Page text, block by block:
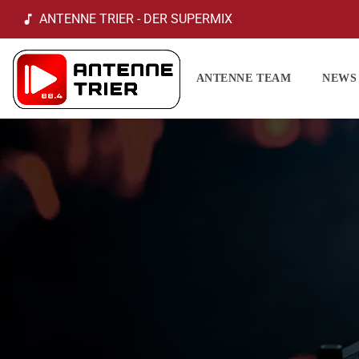
music_note ANTENNE TRIER - DER SUPERMIX
ANTENNE TEAM NEWS